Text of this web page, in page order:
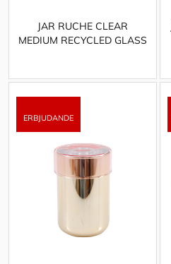
JAR RUCHE CLEAR
MEDIUM RECYCLED GLASS